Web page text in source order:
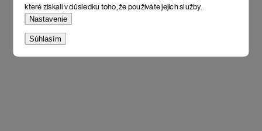
které získali v důsledku toho, že používáte jejich služby.
Nastavenie
Súhlasím